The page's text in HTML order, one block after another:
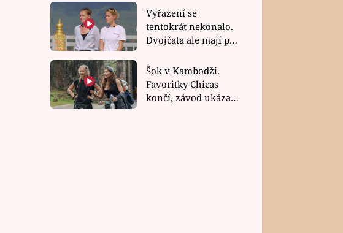
rychlé recepty
Vyřazení se
tentokrát nekonalo.
Dvojčata ale mají po
závodu nůž na krku
Šok v Kambodži.
Favoritky Chicas
končí, závod ukázal